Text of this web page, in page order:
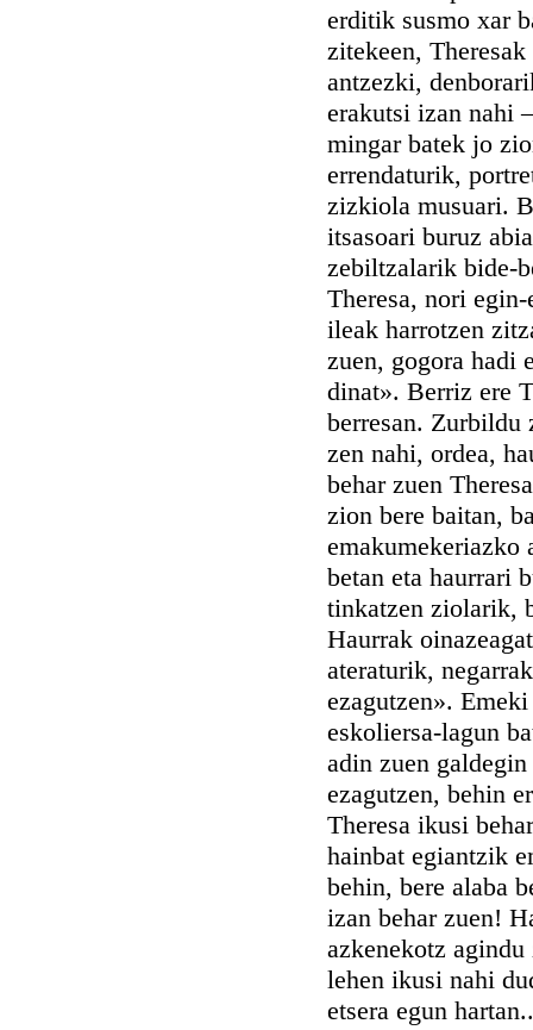
erditik susmo xar
zitekeen,
antzezki,
erakutsi izan nahi
mingar batek jo
errendaturik,
zizkiola musuari.
itsasoari buruz
zebiltzalarik bide-
Theresa, nori
ileak harrotzen
zuen, gogora hadi
dinat». Berriz ere
berresan.
zen nahi, ordea,
behar zuen
zion bere baitan,
emakumekeriazko
betan eta haurrari
tinkatzen ziolarik,
Haurrak
ateraturik,
ezagutzen».
eskoliersa-lagun
adin zuen
ezagutzen, behin
Theresa ikusi
hainbat egiantzik
behin, bere alaba
izan behar zuen!
azkenekotz
lehen ikusi nahi
etsera egun